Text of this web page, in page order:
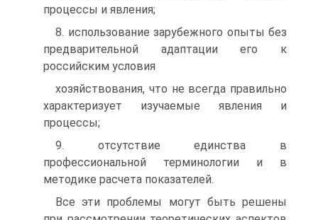
процессы и явления;
8. использование зарубежного опыты без
предварительной адаптации его к
российским условия
хозяйствования, что не всегда правильно
характеризует изучаемые явления и
процессы;
9. отсутствие единства в
профессиональной терминологии и в
методике расчета показателей.
Все эти проблемы могут быть решены